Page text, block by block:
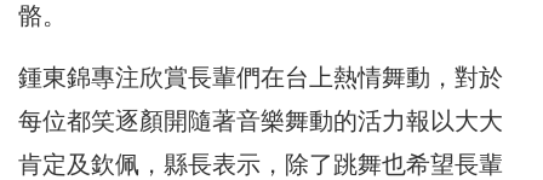
骼。
鍾東錦專注欣賞長輩們在台上熱情舞動，對於
每位都笑逐顏開隨著音樂舞動的活力報以大大
肯定及欽佩，縣長表示，除了跳舞也希望長輩